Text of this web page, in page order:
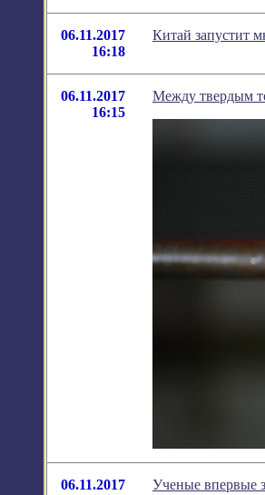
06.11.2017
16:18
Китай запустит
06.11.2017
16:15
Между твердым
06.11.2017
Ученые впервые